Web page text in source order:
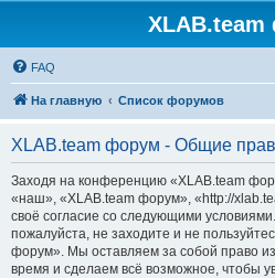
FAQ
На главную Список форумов
XLAB.team форум - Общие
Заходя на конференцию «XLAB.team
«наш», «XLAB.team форум», «http://
своё согласие со следующими
пожалуйста, не заходите и не
форум». Мы оставляем за собой право
время и сделаем всё возможное, чтобы